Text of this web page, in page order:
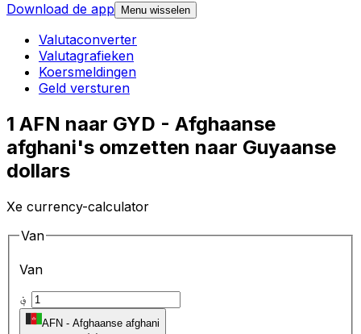
Download de app
Menu wisselen
Valutaconverter
Valutagrafieken
Koersmeldingen
Geld versturen
1 AFN naar GYD - Afghaanse
afghani's omzetten naar Guyaanse
dollars
Xe currency-calculator
Van
Van
AFN - Afghaanse afghani